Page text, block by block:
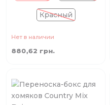
Красный
Нет в наличии
880,62 грн.